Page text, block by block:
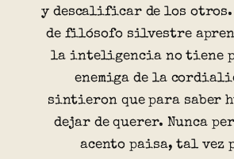
y descalificar de los
de filósofo silvestre
la inteligencia no tiene
enemiga de la
sintieron que para saber
dejar de querer. Nunca
acento paisa, tal vez